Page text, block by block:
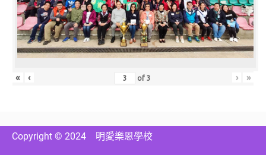
« ‹ of3 › »
Copyright © 2024 明愛樂恩學校